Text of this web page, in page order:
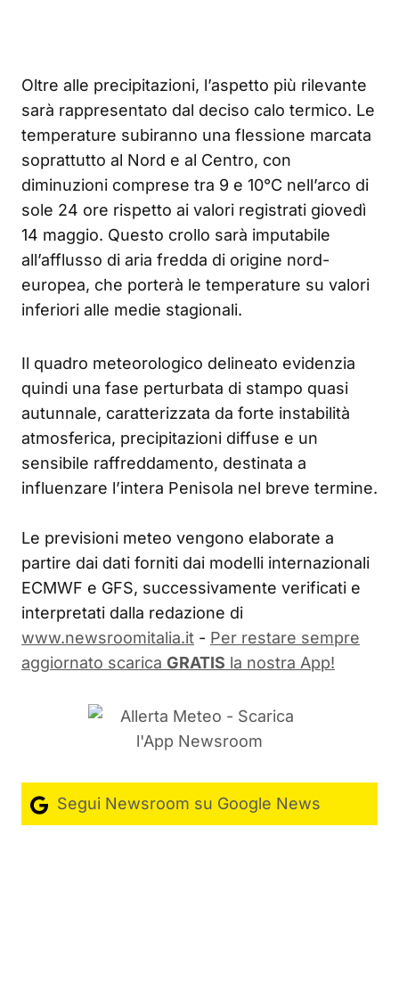
Oltre alle precipitazioni, l’aspetto più rilevante
sarà rappresentato dal deciso calo termico. Le
temperature subiranno una flessione marcata
soprattutto al Nord e al Centro, con
diminuzioni comprese tra 9 e 10°C nell’arco di
sole 24 ore rispetto ai valori registrati giovedì
14 maggio. Questo crollo sarà imputabile
all’afflusso di aria fredda di origine nord-
europea, che porterà le temperature su valori
inferiori alle medie stagionali.
Il quadro meteorologico delineato evidenzia
quindi una fase perturbata di stampo quasi
autunnale, caratterizzata da forte instabilità
atmosferica, precipitazioni diffuse e un
sensibile raffreddamento, destinata a
influenzare l’intera Penisola nel breve termine.
Le previsioni meteo vengono elaborate a
partire dai dati forniti dai modelli internazionali
ECMWF e GFS, successivamente verificati e
interpretati dalla redazione di
www.newsroomitalia.it - Per restare sempre
aggiornato scarica GRATIS la nostra App!
Segui Newsroom su Google News